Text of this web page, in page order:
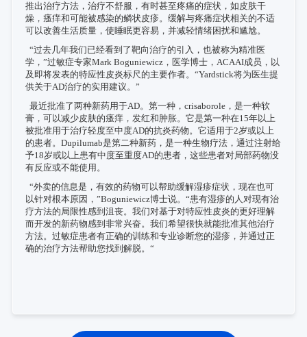
推出治疗方法，治疗不舒服，有时甚至疼痛的症状，如皮肤干
燥，瘙痒和可能被感染的鳞状皮疹。缓解与疼痛症状相关的不适
可以改善生活质量，使睡眠更容易，并减轻情绪困扰和尴尬。
“过去几年我们已经看到了靶向治疗的引入，也被称为精准医
学，”过敏症专家Mark Boguniewicz，医学博士，ACAAI成员，以
及即将发表的特应性皮炎标尺的主要作者。“Yardstick将为医生提
供关于AD治疗的实用建议。”
最近批准了两种新药用于AD。第一种，crisaborole，是一种软
膏，可以减少皮肤的瘙痒，发红和肿胀。它是第一种在15年以上
被批准用于治疗轻度至中度AD的抗炎药物。它适用于2岁或以上
的患者。Dupilumab是第二种新药，是一种生物疗法，通过注射给
予18岁或以上患有中度至重度AD的患者，这些患者对局部药物没
有反应或不能使用。
“外卖的信息是，有效的药物可以帮助缓解湿疹症状，现在也可
以针对根本原因，”Boguniewicz博士说。“患有湿疹的人对现有治
疗方法的局限性感到沮丧。我们对基于对特应性皮炎的更好理解
而开发的新药物感到非常兴奋。我们希望很快就能批准其他治疗
方法。过敏症患者有正确的训练和专业诊断您的湿疹，并通过正
确的治疗方法帮助您找到解脱。“